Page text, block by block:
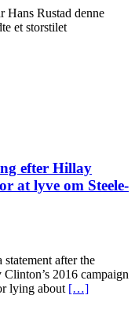
Hans Rustad denne
et storstilet
efter Hillay
at lyve om Steele-
after the
2016 campaign
lying about […]